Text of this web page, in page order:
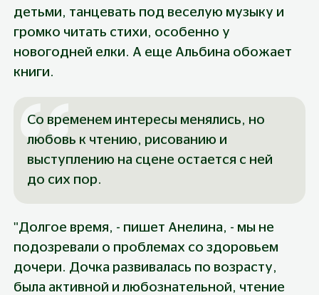
детьми, танцевать под веселую музыку и
громко читать стихи, особенно у
новогодней елки. А еще Альбина обожает
книги.
Со временем интересы менялись, но
любовь к чтению, рисованию и
выступлению на сцене остается с ней
до сих пор.
"Долгое время, - пишет Анелина, - мы не
подозревали о проблемах со здоровьем
дочери. Дочка развивалась по возрасту,
была активной и любознательной, чтение